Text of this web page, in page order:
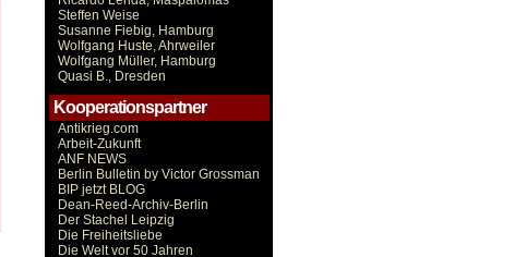
Steffen Weise
Susanne Fiebig, Hamburg
Wolfgang Huste, Ahrweiler
Wolfgang Müller, Hamburg
Quasi B., Dresden
Kooperationspartner
Antikrieg.com
Arbeit-Zukunft
ANF NEWS
Berlin Bulletin by Victor Grossman
BIP jetzt BLOG
Dean-Reed-Archiv-Berlin
Der Stachel Leipzig
Die Freiheitsliebe
Die Welt vor 50 Jahren